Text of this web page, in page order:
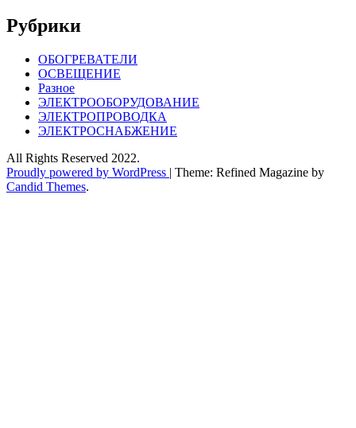
Рубрики
ОБОГРЕВАТЕЛИ
ОСВЕЩЕНИЕ
Разное
ЭЛЕКТРООБОРУДОВАНИЕ
ЭЛЕКТРОПРОВОДКА
ЭЛЕКТРОСНАБЖЕНИЕ
All Rights Reserved 2022.
Proudly powered by WordPress | Theme: Refined Magazine by
Candid Themes.